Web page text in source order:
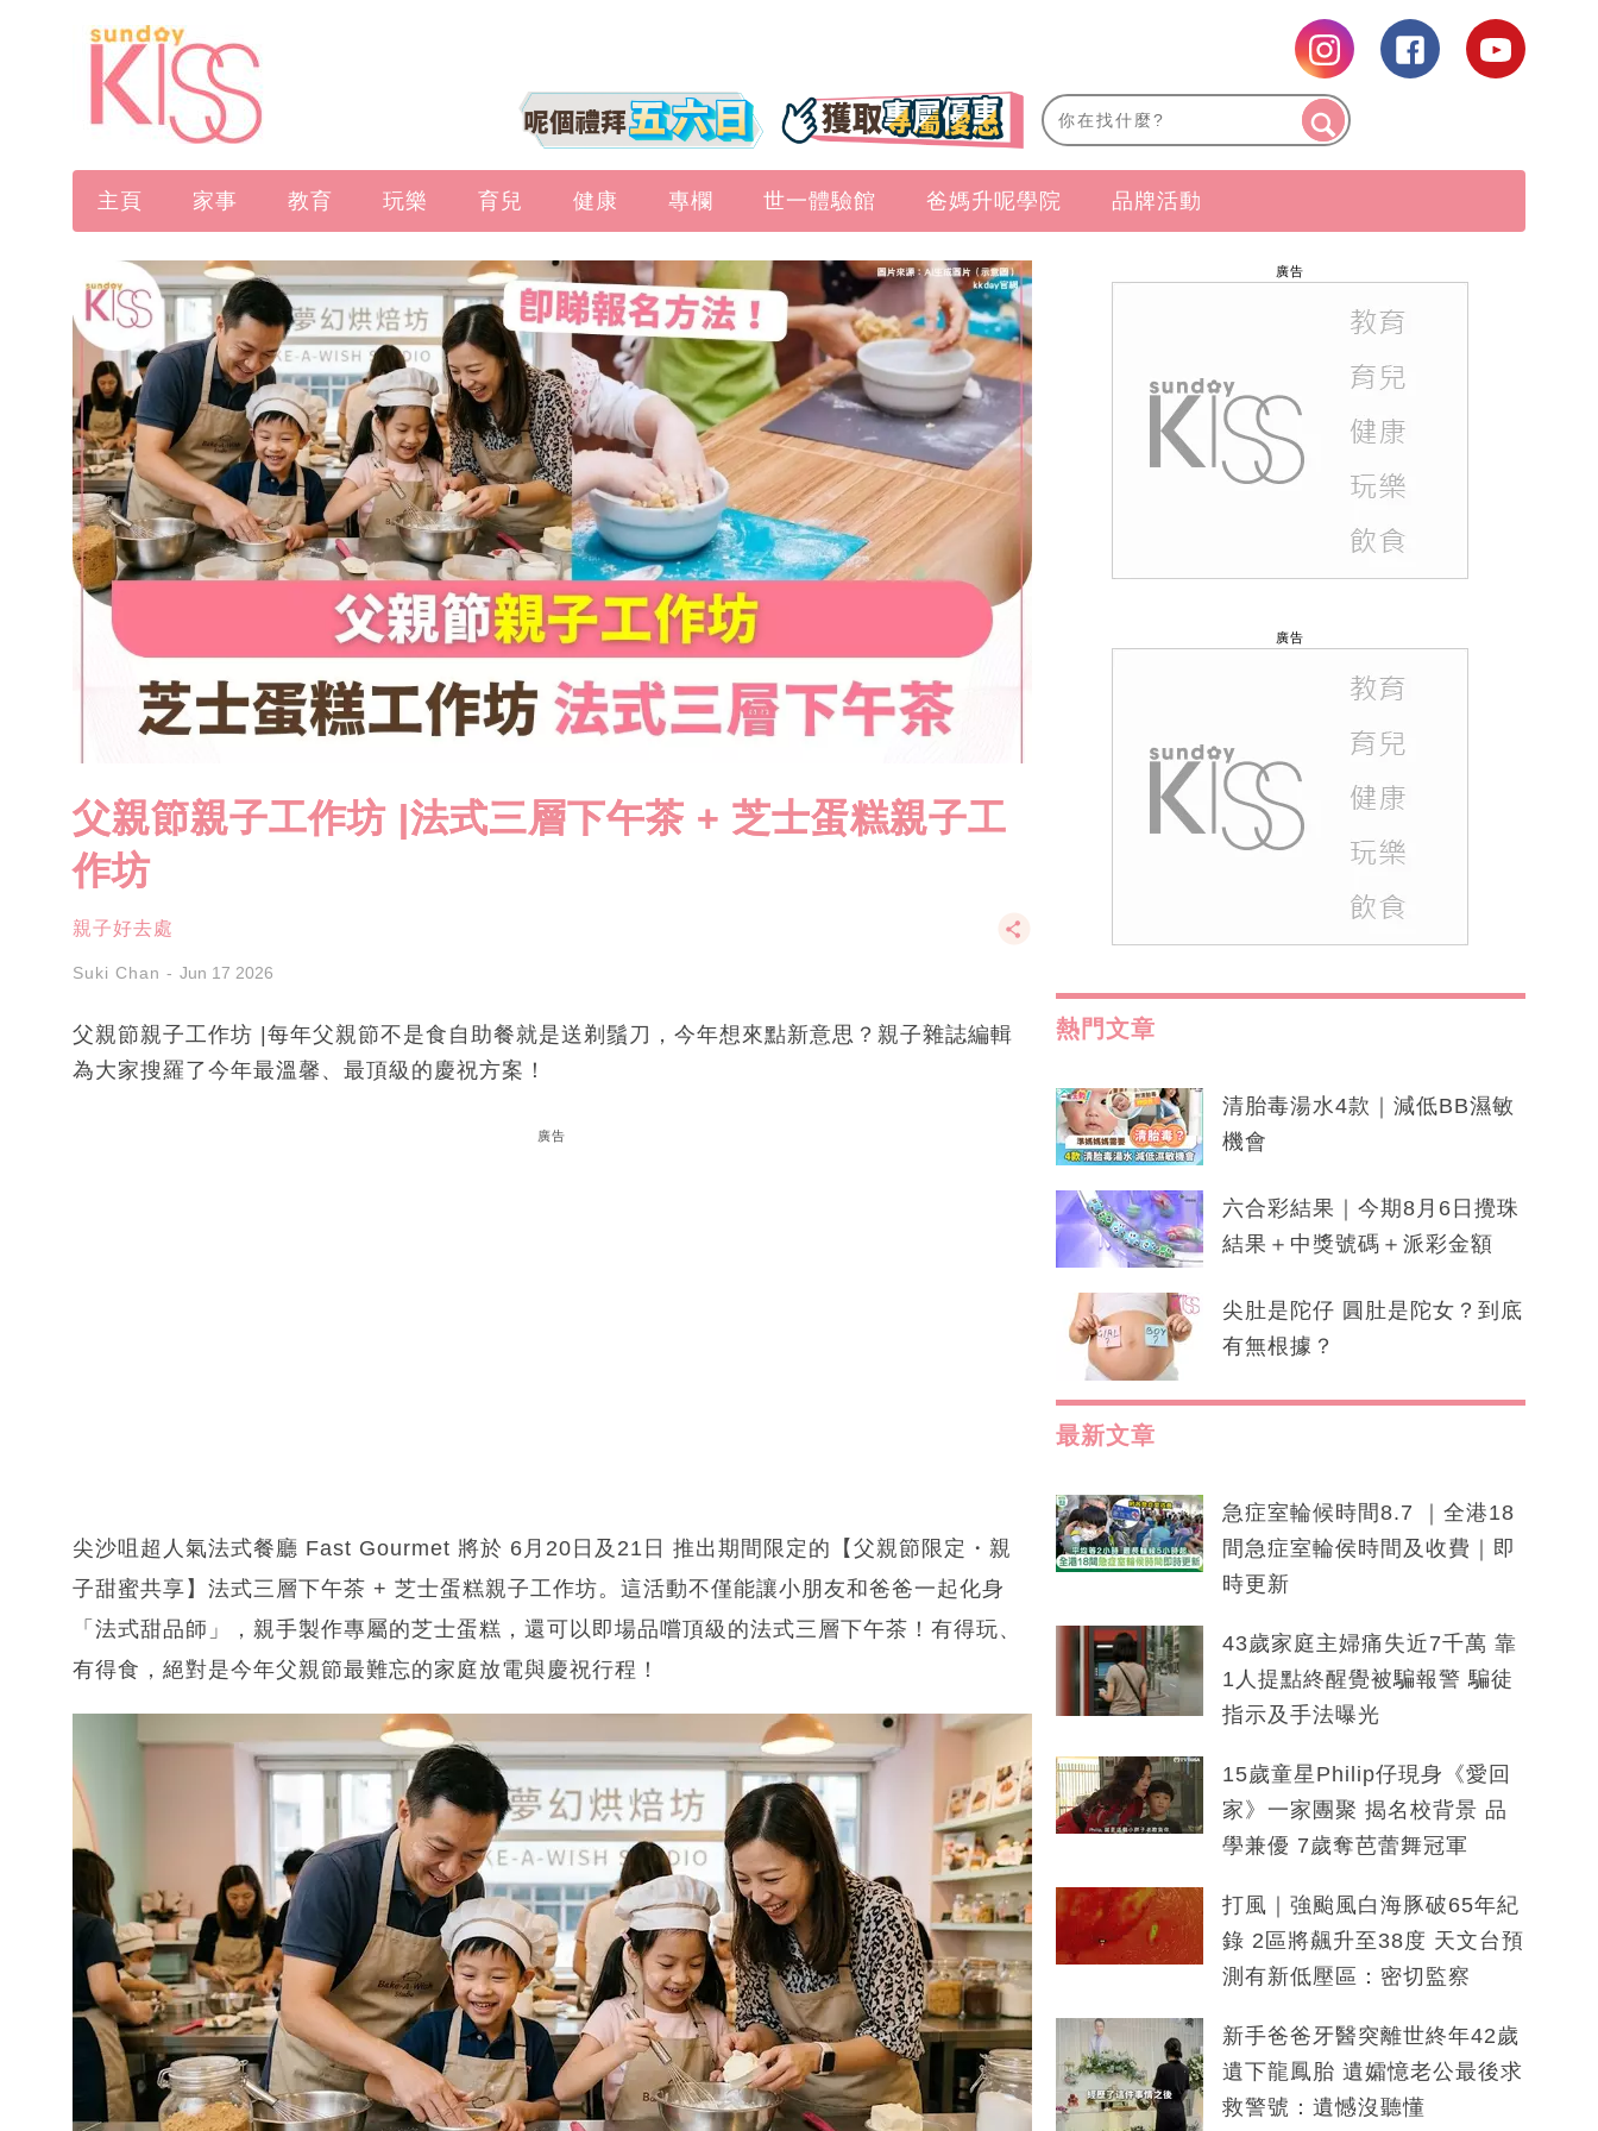
主頁 家事 教育 玩樂 育兒 健康 專欄 世一體驗館 爸媽升呢學院 品牌活動
父親節親子工作坊 |法式三層下午茶 + 芝士蛋糕親子工
作坊
親子好去處
Suki Chan Jun 17 2026
父親節親子工作坊 |每年父親節不是食自助餐就是送剃鬚刀，今年想來點新意思？親子雜誌編輯
為大家搜羅了今年最溫馨、最頂級的慶祝方案！
廣告
尖沙咀超人氣法式餐廳 Fast Gourmet 將於 6月20日及21日 推出期間限定的【父親節限定・親
子甜蜜共享】法式三層下午茶 + 芝士蛋糕親子工作坊。這活動不僅能讓小朋友和爸爸一起化身
「法式甜品師」，親手製作專屬的芝士蛋糕，還可以即場品嚐頂級的法式三層下午茶！有得玩、
有得食，絕對是今年父親節最難忘的家庭放電與慶祝行程！
廣告
廣告
熱門文章
清胎毒湯水4款｜減低BB濕敏
機會
六合彩結果｜今期8月6日攪珠
結果＋中獎號碼＋派彩金額
尖肚是陀仔 圓肚是陀女？到底
有無根據？
最新文章
急症室輪候時間8.7 ｜全港18
間急症室輪侯時間及收費｜即
時更新
43歲家庭主婦痛失近7千萬 靠
1人提點終醒覺被騙報警 騙徒
指示及手法曝光
15歲童星Philip仔現身《愛回
家》一家團聚 揭名校背景 品
學兼優 7歲奪芭蕾舞冠軍
打風｜強颱風白海豚破65年紀
錄 2區將飆升至38度 天文台預
測有新低壓區：密切監察
新手爸爸牙醫突離世終年42歲
遺下龍鳳胎 遺孀憶老公最後求
救警號：遺憾沒聽懂